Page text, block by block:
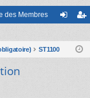
des Membres
nr
ST1100